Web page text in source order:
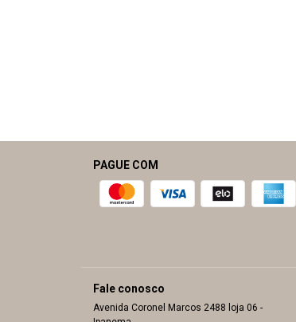
PAGUE COM
Fale conosco
Avenida Coronel Marcos 2488 loja 06 -